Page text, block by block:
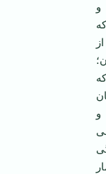
و
و